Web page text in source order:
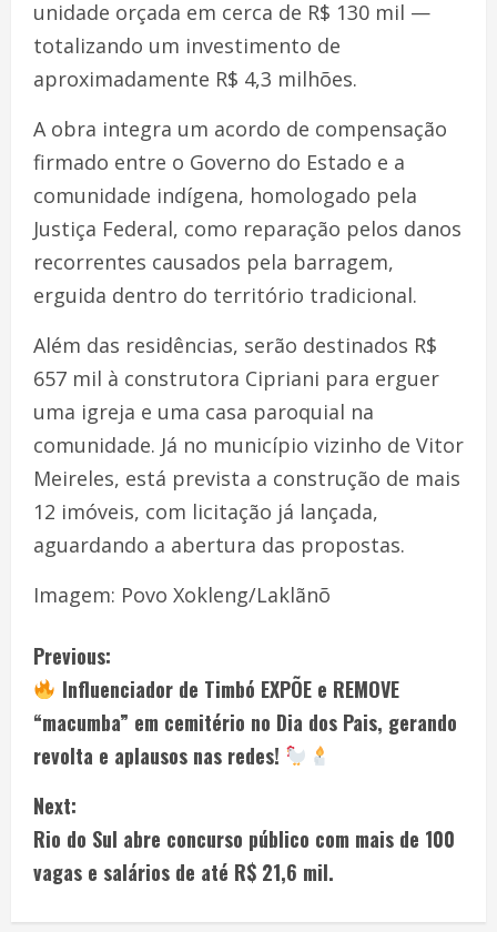
unidade orçada em cerca de R$ 130 mil —
totalizando um investimento de
aproximadamente R$ 4,3 milhões.
A obra integra um acordo de compensação
firmado entre o Governo do Estado e a
comunidade indígena, homologado pela
Justiça Federal, como reparação pelos danos
recorrentes causados pela barragem,
erguida dentro do território tradicional.
Além das residências, serão destinados R$
657 mil à construtora Cipriani para erguer
uma igreja e uma casa paroquial na
comunidade. Já no município vizinho de Vitor
Meireles, está prevista a construção de mais
12 imóveis, com licitação já lançada,
aguardando a abertura das propostas.
Imagem: Povo Xokleng/Laklãnõ
Previous:
Influenciador de Timbó EXPÕE e REMOVE
“macumba” em cemitério no Dia dos Pais, gerando
revolta e aplausos nas redes!
Next:
Rio do Sul abre concurso público com mais de 100
vagas e salários de até R$ 21,6 mil.